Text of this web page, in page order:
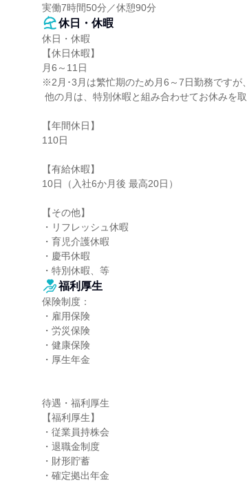
実働7時間50分／休憩90分
休日・休暇
休日・休暇
【休日休暇】
月6～11日
※2月･3月は繁忙期のため月6～7日勤務ですが、
【年間休日】
110日
【有給休暇】
10日（入社6か月後 最高20日）
【その他】
・リフレッシュ休暇
・育児介護休暇
・慶弔休暇
・特別休暇、等
福利厚生
保険制度：
・雇用保険
・労災保険
・健康保険
・厚生年金
待遇・福利厚生
【福利厚生】
・従業員持株会
・退職金制度
・財形貯蓄
・確定拠出年金